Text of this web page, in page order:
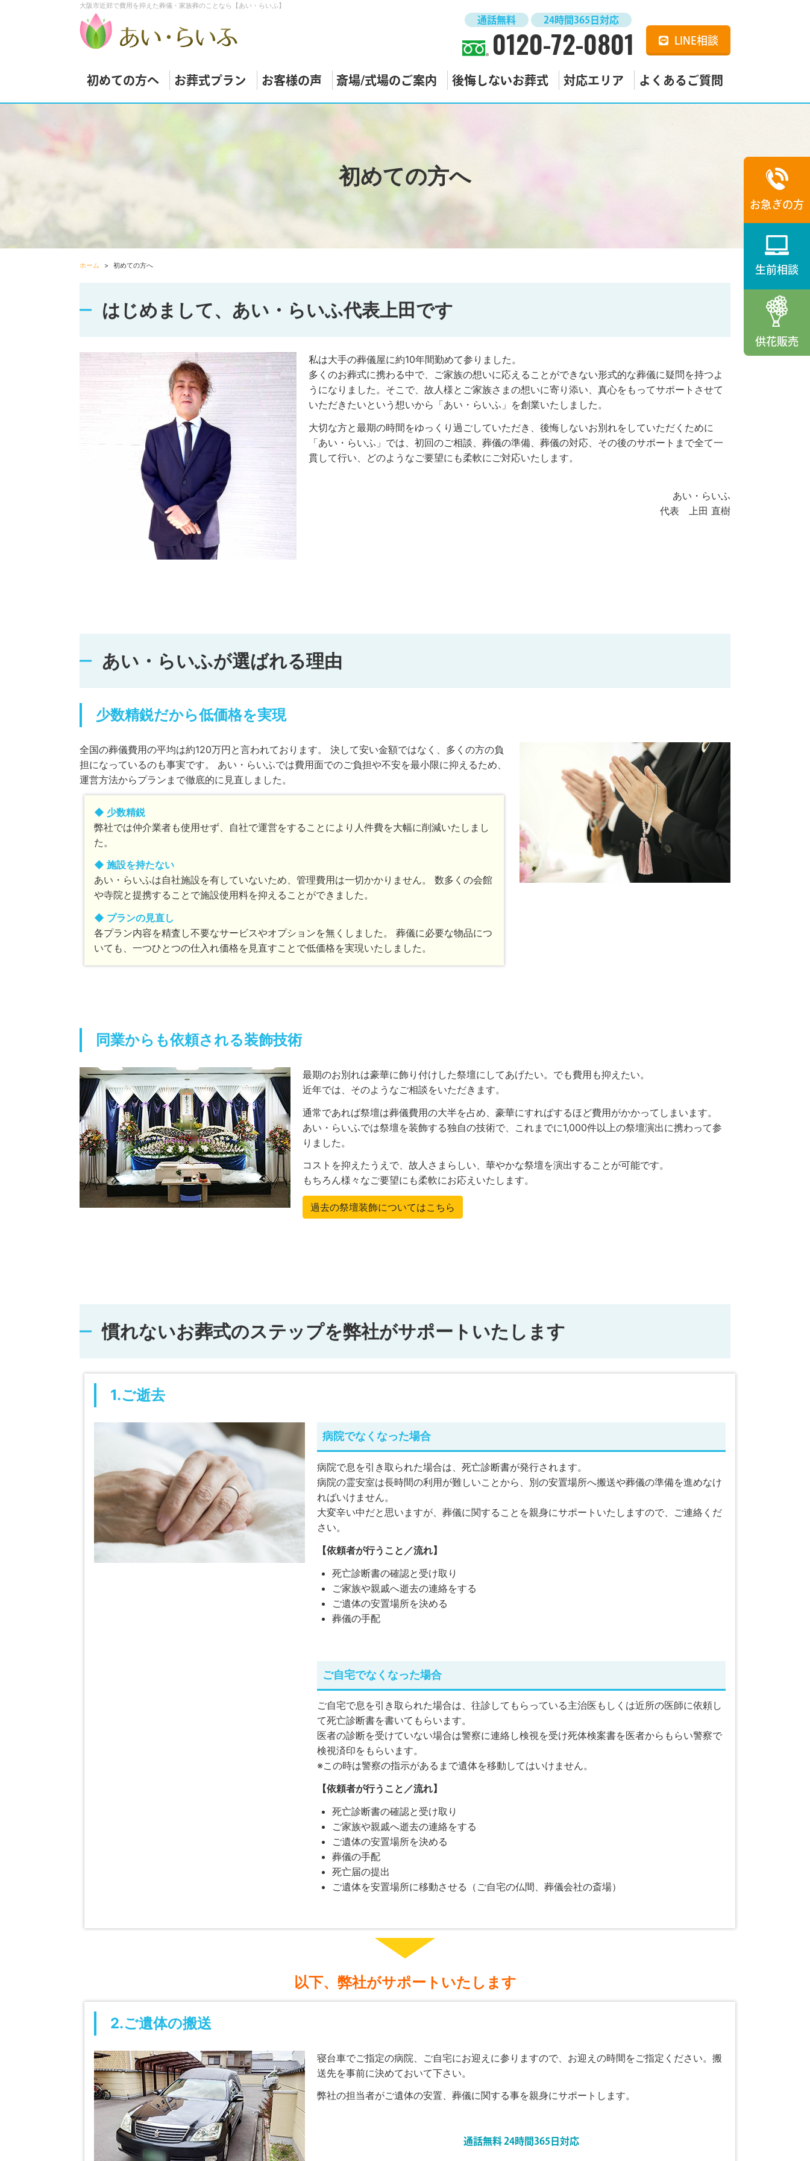
お急ぎの方
生前相談
供花販売
大阪市近郊で費用を抑えた葬儀・家族葬のことなら【あい・らいふ】
通話無料 24時間365日対応
0120-72-0801 LINE相談
初めての方へ お葬式プラン お客様の声 斎場/式場のご案内 後悔しないお葬式 対応エリア よくあるご質問
初めての方へ
ホーム 初めての方へ
はじめまして、あい・らいふ代表上田です
私は大手の葬儀屋に約10年間勤めて参りました。
多くのお葬式に携わる中で、ご家族の想いに応えることができない形式的な葬儀に疑問を持つよ
うになりました。そこで、故人様とご家族さまの想いに寄り添い、真心をもってサポートさせて
いただきたいという想いから「あい・らいふ」を創業いたしました。
大切な方と最期の時間をゆっくり過ごしていただき、後悔しないお別れをしていただくために
「あい・らいふ」では、初回のご相談、葬儀の準備、葬儀の対応、その後のサポートまで全て一
貫して行い、どのようなご要望にも柔軟にご対応いたします。
あい・らいふ
代表 上田 直樹
あい・らいふが選ばれる理由
少数精鋭だから低価格を実現
全国の葬儀費用の平均は約120万円と言われております。 決して安い金額ではなく、多くの方の負
担になっているのも事実です。 あい・らいふでは費用面でのご負担や不安を最小限に抑えるため、
運営方法からプランまで徹底的に見直しました。
◆ 少数精鋭
弊社では仲介業者も使用せず、自社で運営をすることにより人件費を大幅に削減いたしまし
た。
◆ 施設を持たない
あい・らいふは自社施設を有していないため、管理費用は一切かかりません。 数多くの会館
や寺院と提携することで施設使用料を抑えることができました。
◆ プランの見直し
各プラン内容を精査し不要なサービスやオプションを無くしました。 葬儀に必要な物品につ
いても、一つひとつの仕入れ価格を見直すことで低価格を実現いたしました。
同業からも依頼される装飾技術
最期のお別れは豪華に飾り付けした祭壇にしてあげたい。でも費用も抑えたい。
近年では、そのようなご相談をいただきます。
通常であれば祭壇は葬儀費用の大半を占め、豪華にすればするほど費用がかかってしまいます。
あい・らいふでは祭壇を装飾する独自の技術で、これまでに1,000件以上の祭壇演出に携わって参
りました。
コストを抑えたうえで、故人さまらしい、華やかな祭壇を演出することが可能です。
もちろん様々なご要望にも柔軟にお応えいたします。
過去の祭壇装飾についてはこちら
慣れないお葬式のステップを弊社がサポートいたします
1.ご逝去
病院でなくなった場合
病院で息を引き取られた場合は、死亡診断書が発行されます。
病院の霊安室は長時間の利用が難しいことから、別の安置場所へ搬送や葬儀の準備を進めなけ
ればいけません。
大変辛い中だと思いますが、葬儀に関することを親身にサポートいたしますので、ご連絡くだ
さい。
【依頼者が行うこと／流れ】
死亡診断書の確認と受け取り
ご家族や親戚へ逝去の連絡をする
ご遺体の安置場所を決める
葬儀の手配
ご自宅でなくなった場合
ご自宅で息を引き取られた場合は、往診してもらっている主治医もしくは近所の医師に依頼し
て死亡診断書を書いてもらいます。
医者の診断を受けていない場合は警察に連絡し検視を受け死体検案書を医者からもらい警察で
検視済印をもらいます。
※この時は警察の指示があるまで遺体を移動してはいけません。
【依頼者が行うこと／流れ】
死亡診断書の確認と受け取り
ご家族や親戚へ逝去の連絡をする
ご遺体の安置場所を決める
葬儀の手配
死亡届の提出
ご遺体を安置場所に移動させる（ご自宅の仏間、葬儀会社の斎場）
以下、弊社がサポートいたします
2.ご遺体の搬送
寝台車でご指定の病院、ご自宅にお迎えに参りますので、お迎えの時間をご指定ください。搬
送先を事前に決めておいて下さい。
弊社の担当者がご遺体の安置、葬儀に関する事を親身にサポートします。
通話無料 24時間365日対応